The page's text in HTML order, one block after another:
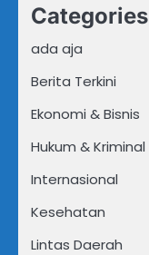
Categories
ada aja
Berita Terkini
Ekonomi & Bisnis
Hukum & Kriminal
Internasional
Kesehatan
Lintas Daerah